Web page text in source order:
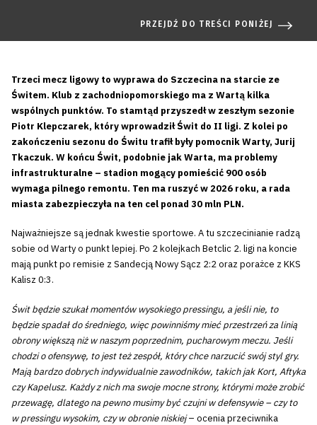
PRZEJDŹ DO TREŚCI PONIŻEJ
Trzeci mecz ligowy to wyprawa do Szczecina na starcie ze
Świtem. Klub z zachodniopomorskiego ma z Wartą kilka
wspólnych punktów. To stamtąd przyszedł w zeszłym sezonie
Piotr Klepczarek, który wprowadził Świt do II ligi. Z kolei po
zakończeniu sezonu do Świtu trafił były pomocnik Warty, Jurij
Tkaczuk. W końcu Świt, podobnie jak Warta, ma problemy
infrastrukturalne – stadion mogący pomieścić 900 osób
wymaga pilnego remontu. Ten ma ruszyć w 2026 roku, a rada
miasta zabezpieczyła na ten cel ponad 30 mln PLN.
Najważniejsze są jednak kwestie sportowe. A tu szczecinianie radzą
sobie od Warty o punkt lepiej. Po 2 kolejkach Betclic 2. ligi na koncie
mają punkt po remisie z Sandecją Nowy Sącz 2:2 oraz porażce z KKS
Kalisz 0:3.
Świt będzie szukał momentów wysokiego pressingu, a jeśli nie, to
będzie spadał do średniego, więc powinniśmy mieć przestrzeń za linią
obrony większą niż w naszym poprzednim, pucharowym meczu. Jeśli
chodzi o ofensywę, to jest też zespół, który chce narzucić swój styl gry.
Mają bardzo dobrych indywidualnie zawodników, takich jak Kort, Aftyka
czy Kapelusz. Każdy z nich ma swoje mocne strony, którymi może zrobić
przewagę, dlatego na pewno musimy być czujni w defensywie – czy to
w pressingu wysokim, czy w obronie niskiej– ocenia przeciwnika